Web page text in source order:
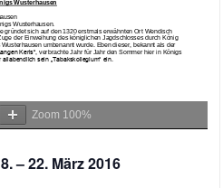
Zoom 100%
– 22. März 2016